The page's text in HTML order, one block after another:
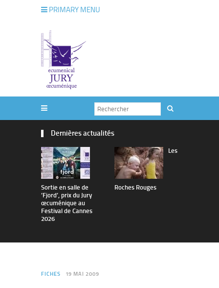
PRIMARY MENU
Dernières actualités
Sortie en salle de
’Fjord’, prix du Jury
œcuménique au
Festival de Cannes
2026
Les
Roches Rouges
FICHES 19 MAI 2009